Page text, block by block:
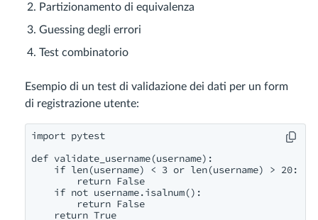
Partizionamento di equivalenza
Guessing degli errori
Test combinatorio
Esempio di un test di validazione dei dati per un form
di registrazione utente:
import pytest
def validate_username(username):
    if len(username) < 3 or len(username) > 20:
        return False
    if not username.isalnum():
        return False
    return True